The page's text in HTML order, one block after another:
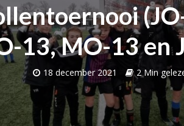
13, MO-13 en
18 december 2021 2 Min